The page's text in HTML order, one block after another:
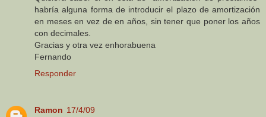
habría alguna forma de introducir el plazo de amortización
en meses en vez de en años, sin tener que poner los años
con decimales.
Gracias y otra vez enhorabuena
Fernando
Responder
Ramon 17/4/09